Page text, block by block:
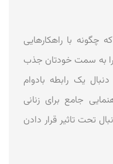
چگونه با راهکارهایی
را به سمت خودتان جذب
یک رابطه بادوام
جامع برای زنانی
تحت تاثیر قرار دادن